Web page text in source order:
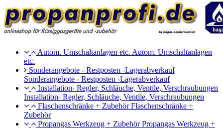
Autom. Umschaltanlagen etc. Autom. Umschaltanlagen
etc.
Sonderangebote - Restposten -Lagerabverkauf
Sonderangebote - Restposten -Lagerabverkauf
Installation- Regler, Schläuche, Ventile, Verschraubungen
Installation- Regler, Schläuche, Ventile, Verschraubungen
Flaschenschränke + ZubehörFlaschenschränke +
Zubehör
Propangas Werkzeug + ZubehörPropangas Werkzeug +